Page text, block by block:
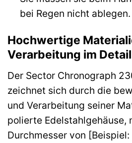
bei Regen nicht ablegen.
Hochwertige
Verarbeitung im Detail
Der Sector Chronograph
zeichnet sich durch die
und Verarbeitung seiner
polierte Edelstahlgehäuse,
Durchmesser von